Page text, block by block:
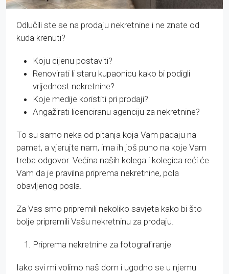
Odlučili ste se na prodaju nekretnine i ne znate od
kuda krenuti?
Koju cijenu postaviti?
Renovirati li staru kupaonicu kako bi podigli
vrijednost nekretnine?
Koje medije koristiti pri prodaji?
Angažirati licenciranu agenciju za nekretnine?
To su samo neka od pitanja koja Vam padaju na
pamet, a vjerujte nam, ima ih još puno na koje Vam
treba odgovor. Većina naših kolega i kolegica reći će
Vam da je pravilna priprema nekretnine, pola
obavljenog posla.
Za Vas smo pripremili nekoliko savjeta kako bi što
bolje pripremili Vašu nekretninu za prodaju.
Priprema nekretnine za fotografiranje
Iako svi mi volimo naš dom i ugodno se u njemu